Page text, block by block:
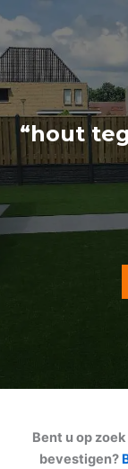
naar
de
inhoud
“hout
Bent u op
bevestigen?